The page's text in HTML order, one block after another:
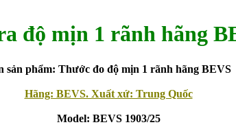
độ mịn 1 rãnh hãng
sản phẩm: Thước đo độ mịn 1 rãnh hãng BEVS
Hãng: BEVS. Xuất xứ: Trung Quốc
Model: BEVS 1903/25